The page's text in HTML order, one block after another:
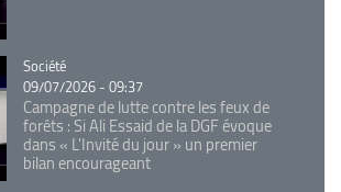
Catégorie
Société
09/07/2026 - 09:37
Campagne de lutte contre les feux de
forêts : Si Ali Essaid de la DGF évoque
dans « L'Invité du jour » un premier
bilan encourageant